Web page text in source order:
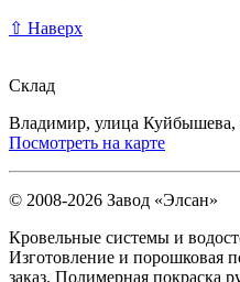
⇧ Наверх
Склад
Владимир, улица Куйбышева,
Посмотреть на карте
© 2008-2026 Завод «Элсан»
Кровельные системы и
Изготовление и порошковая
заказ. Полимерная покраска